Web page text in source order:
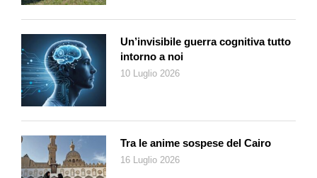
bellezza e bontà, se non è assoluto, quando avviene ha
Un’invisibile guerra cognitiva tutto
intorno a noi
10 Luglio 2026
Tra le anime sospese del Cairo
16 Luglio 2026